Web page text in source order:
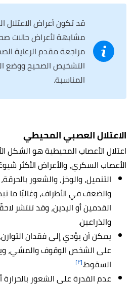
قد تكون أعراض
مشابهة لأعراض حالات
مراجعة مقدم الرعاية
التشخيص الصحيح ووضع
المناسبة.
الاعتلال العصبي المحيطي
اعتلال الأعصاب المحيطية هو الشكل
الأعصاب السكري، والأعراض الأكثر
التنميل، والوخز، والشعور
والضعف في الأطراف، وغالبًا ما
القدمين أو اليدين، وقد تنتشر
والذراعين.
يمكن أن يؤدي إلى فقدان
على الشخص الوقوف والمشي،
السقوط.[٢]
عدم القدرة على الشعور بالحرارة